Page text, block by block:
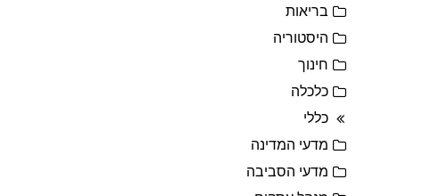
בריאות
היסטוריה
חינוך
כלכלה
כללי
מדעי המדינה
מדעי הסביבה